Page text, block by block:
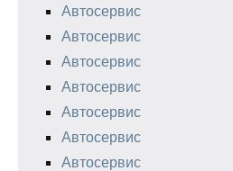
Автосервис
Автосервис
Автосервис
Автосервис
Автосервис
Автосервис
Автосервис